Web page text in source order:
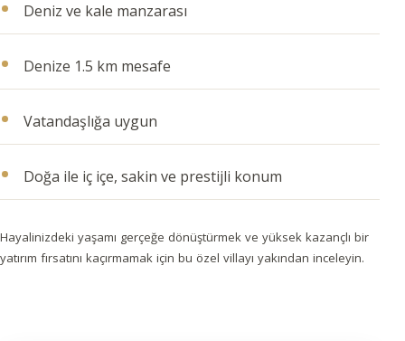
Deniz ve kale manzarası
Denize 1.5 km mesafe
Vatandaşlığa uygun
Doğa ile iç içe, sakin ve prestijli konum
Hayalinizdeki yaşamı gerçeğe dönüştürmek ve yüksek kazançlı bir
yatırım fırsatını kaçırmamak için bu özel villayı yakından inceleyin.